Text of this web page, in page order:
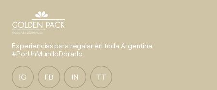
Experiencias para regalar en toda Argentina.
#PorUnMundoDorado